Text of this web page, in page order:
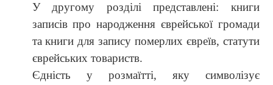
У другому розділі представлені: книги
записів про народження єврейської громади
та книги для запису померлих євреїв, статути
єврейських товариств.
Єдність у розмаїтті, яку символізує